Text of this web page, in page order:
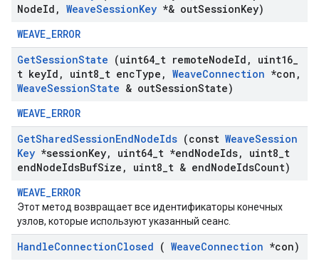
NodeId , WeaveSessionKey *& outSessionKey)
WEAVE_ERROR
GetSessionState (uint64 t remoteNodeId , uint16
t keyId , uint8 t encType , WeaveConnection *con ,
WeaveSessionState & outSessionState)
WEAVE_ERROR
GetSharedSessionEndNodeIds (const WeaveSession
Key *sessionKey, uint64 t *endNodeIds, uint8 t
endNodeIdsBufSize , uint8 t & endNodeIdsCount)
WEAVE_ERROR
Этот метод возвращает все идентификаторы конечных
узлов, которые используют указанный сеанс.
HandleConnectionClosed ( WeaveConnection *con)